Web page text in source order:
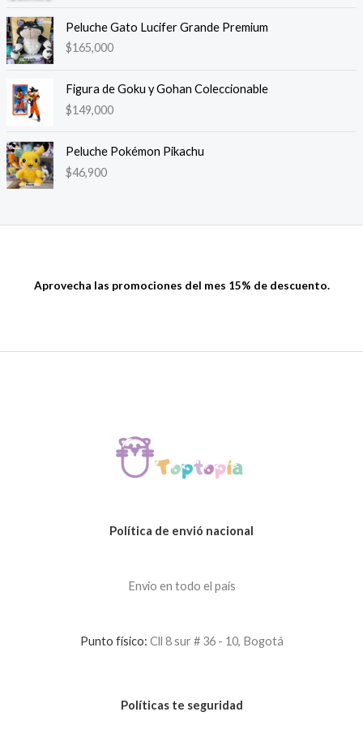
Peluche Gato Lucifer Grande Premium
$165,000
Figura de Goku y Gohan Coleccionable
$149,000
Peluche Pokémon Pikachu
$46,900
Aprovecha las promociones del mes 15% de descuento.
Política de envió nacional
Envio en todo el país
Punto físico: Cll 8 sur # 36 - 10, Bogotá
Políticas te seguridad